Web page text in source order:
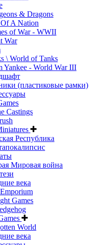
& Dragons
A Nation
of War - WWII
War
\ World of Tanks
Yankee - World War III
(пластиковые рамки)
Castings
Республика
Мировая война
века
Games
World
века